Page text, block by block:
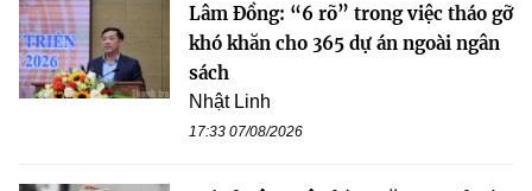
Lâm Đồng: “6 rõ” trong việc tháo gỡ
khó khăn cho 365 dự án ngoài ngân
sách
Nhật Linh
17:33 07/08/2026